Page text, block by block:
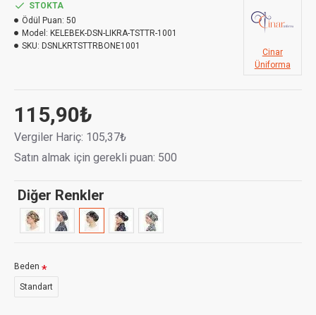
115,90₺
Vergiler Hariç: 105,37₺
Satın almak için gerekli puan: 500
STOKTA
Ödül Puan: 50
Model: KELEBEK-DSN-LIKRA-TSTTR-1001
SKU: DSNLKRTSTTRBONE1001
Cinar
Üniforma
Diğer Renkler
Beden
Standart